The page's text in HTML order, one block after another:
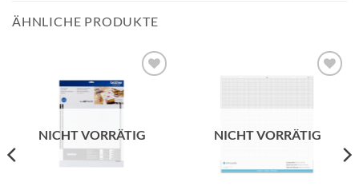
ÄHNLICHE PRODUKTE
Wunschliste
hinzufügen
NICHT VORRÄTIG NICHT VORRÄTIG